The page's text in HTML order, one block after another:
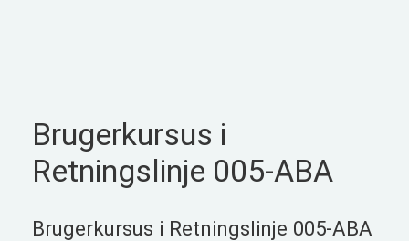
Brugerkursus i
Retningslinje 005-ABA
Brugerkursus i Retningslinje 005-ABA